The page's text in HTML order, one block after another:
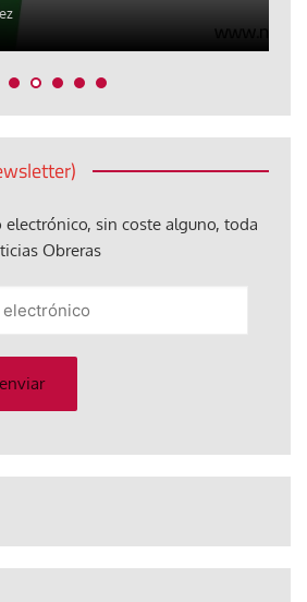
electrónico, sin coste alguno, toda
Obreras